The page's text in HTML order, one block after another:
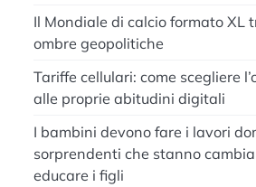
Il Mondiale di calcio formato XL
ombre geopolitiche
Tariffe cellulari: come scegliere
alle proprie abitudini digitali
I bambini devono fare i lavori
sorprendenti che stanno
educare i figli